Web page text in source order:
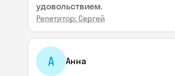
удовольствием.
Репетитор: Сергей
А Анна